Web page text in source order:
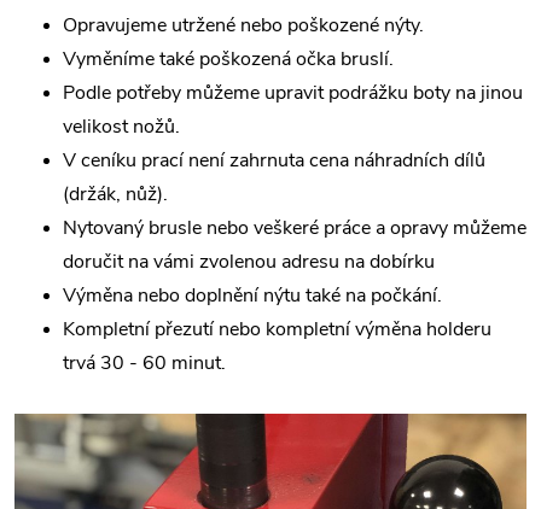
Opravujeme utržené nebo poškozené nýty.
Vyměníme také poškozená očka bruslí.
Podle potřeby můžeme upravit podrážku boty na jinou
velikost nožů.
V ceníku prací není zahrnuta cena náhradních dílů
(držák, nůž).
Nytovaný brusle nebo veškeré práce a opravy můžeme
doručit na vámi zvolenou adresu na dobírku
Výměna nebo doplnění nýtu také na počkání.
Kompletní přezutí nebo kompletní výměna holderu
trvá 30 - 60 minut.